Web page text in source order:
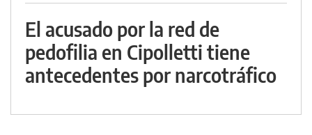
El acusado por la red de
pedofilia en Cipolletti tiene
antecedentes por narcotráfico